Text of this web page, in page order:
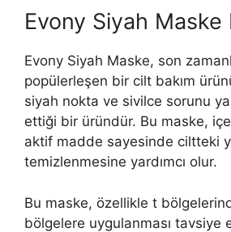
Evony Siyah Maske
Evony Siyah Maske, son
popülerleşen bir cilt bakım
siyah nokta ve sivilce sorunu
ettiği bir üründür. Bu maske,
aktif madde sayesinde ciltteki
temizlenmesine yardımcı olur.
Bu maske, özellikle t
bölgelere uygulanması tavsiye